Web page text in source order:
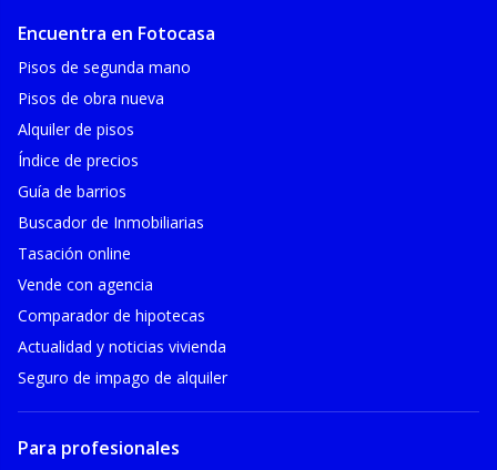
Encuentra en Fotocasa
Pisos de segunda mano
Pisos de obra nueva
Alquiler de pisos
Índice de precios
Guía de barrios
Buscador de Inmobiliarias
Tasación online
Vende con agencia
Comparador de hipotecas
Actualidad y noticias vivienda
Seguro de impago de alquiler
Para profesionales